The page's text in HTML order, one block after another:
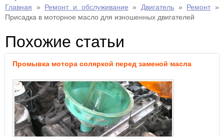
Главная » Ремонт и обслуживание » Двигатель » Ремонт »
Присадка в моторное масло для изношенных двигателей
Похожие статьи
Промывка мотора соляркой перед заменой масла